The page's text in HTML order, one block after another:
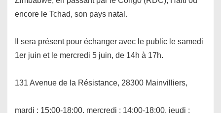
encore le Tchad, son pays natal.
Il sera présent pour échanger avec le public le samedi
1er juin et le mercredi 5 juin, de 14h à 17h.
131 Avenue de la Résistance, 28300 Mainvilliers,
mardi : 15:00-18:00, mercredi : 14:00-18:00, jeudi :